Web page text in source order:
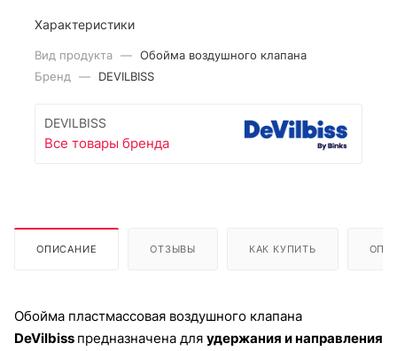
Характеристики
Вид продукта — Обойма воздушного клапана
Бренд — DEVILBISS
DEVILBISS
Все товары бренда
ОПИСАНИЕ ОТЗЫВЫ КАК КУПИТЬ
Обойма пластмассовая воздушного клапана
DeVilbiss предназначена для удержания и направления